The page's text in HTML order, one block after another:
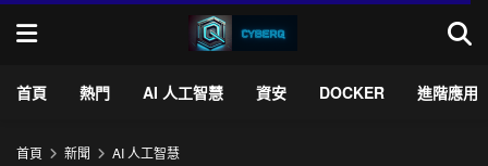
首頁 熱門 AI 人工智慧 資安 DOCKER 進階應用
首頁 新聞 AI 人工智慧